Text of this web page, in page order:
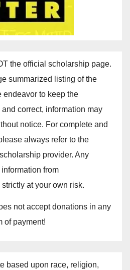
the official scholarship page.
summarized listing of the
to keep the
correct, information may
notice. For complete and
always refer to the
provider. Any
from
at your own risk.
not accept donations in any
of payment!
based upon race, religion,